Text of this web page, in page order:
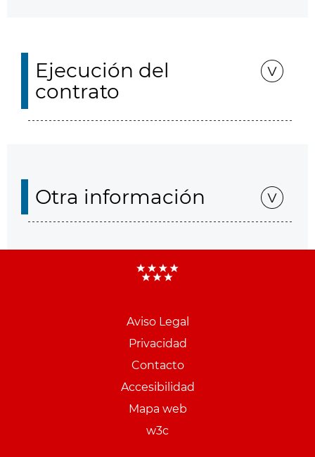
Ejecución del
contrato
Otra información
Aviso Legal
Privacidad
Contacto
Accesibilidad
Mapa web
w3c